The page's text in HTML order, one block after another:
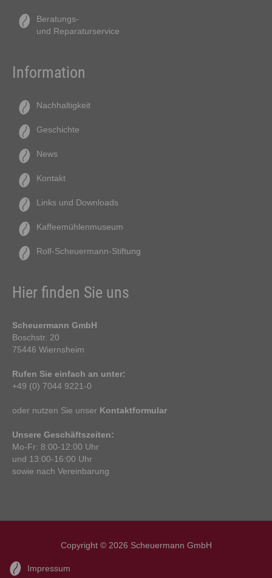
Beratungs-
und Reparaturservice
Information
Nachhaltigkeit
Geschichte
News
Kontakt
Links und Downloads
Kaffeemühlenmuseum
Rolf-Scheuermann-Stiftung
Hier finden Sie uns
Scheuermann GmbH
Boschstr. 20
75446 Wiernsheim
Rufen Sie einfach an unter:
+49 (0) 7044 9221-0
oder nutzen Sie unser Kontaktformular
Unsere Geschäftszeiten:
Mo-Fr: 8:00-12:00 Uhr
und 13:00-16:00 Uhr
sowie nach Vereinbarung
Copyright © 2026 Scheuermann GmbH
Impressum